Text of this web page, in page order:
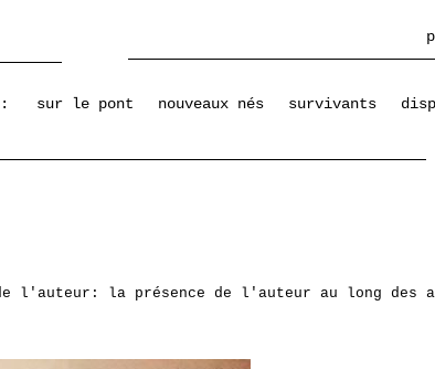
sur le pont nouveaux nés survivants
l'auteur: la présence de l'auteur au long